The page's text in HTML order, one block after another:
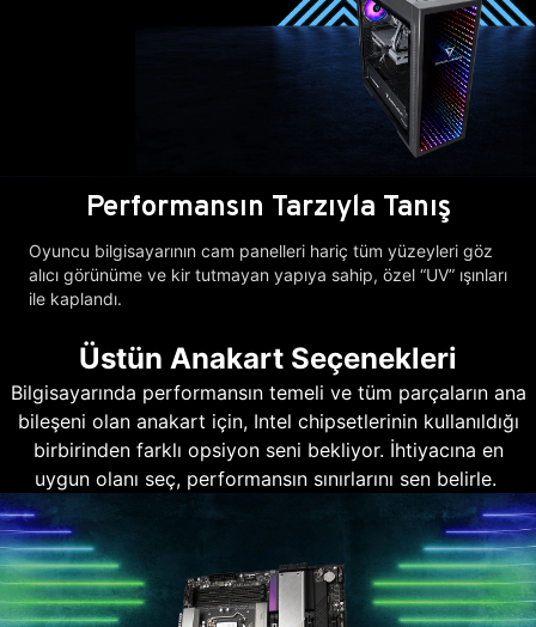
Performansın Tarzıyla Tanış
Oyuncu bilgisayarının cam panelleri hariç tüm yüzeyleri göz
alıcı görünüme ve kir tutmayan yapıya sahip, özel “UV” ışınları
ile kaplandı.
Üstün Anakart Seçenekleri
Bilgisayarında performansın temeli ve tüm parçaların ana
bileşeni olan anakart için, Intel chipsetlerinin kullanıldığı
birbirinden farklı opsiyon seni bekliyor. İhtiyacına en
uygun olanı seç, performansın sınırlarını sen belirle.